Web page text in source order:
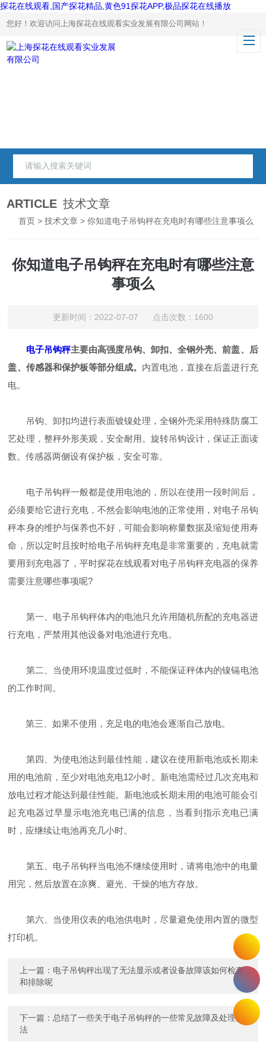
探花在线观看,国产探花精品,黄色91探花APP,极品探花在线播放
您好！欢迎访问上海探花在线观看实业发展有限公司网站！
ARTICLE 技术文章
首页 >技术文章 > 你知道电子吊钩秤在充电时有哪些注意事项么
你知道电子吊钩秤在充电时有哪些注意
事项么
更新时间：2022-07-07 点击次数：1600
电子吊钩秤主要由高强度吊钩、卸扣、全钢外壳、前盖、后
盖、传感器和保护板等部分组成。 内置电池，直接在后盖进行充
电。
吊钩、卸扣均进行表面镀镍处理，全钢外壳采用特殊防腐工
艺处理，整秤外形美观，安全耐用。旋转吊钩设计，保证正面读
数。传感器两侧设有保护板，安全可靠。
电子吊钩秤一般都是使用电池的，所以在使用一段时间后，
必须要给它进行充电，不然会影响电池的正常使用，对电子吊钩
秤本身的维护与保养也不好，可能会影响称量数据及缩短使用寿
命，所以定时且按时给电子吊钩秤充电是非常重要的，充电就需
要用到充电器了，平时探花在线观看对电子吊钩秤充电器的保养
需要注意哪些事项呢?
第一、电子吊钩秤体内的电池只允许用随机所配的充电器进
行充电，严禁用其他设备对电池进行充电。
第二、当使用环境温度过低时，不能保证秤体内的镍镉电池
的工作时间。
第三、如果不使用，充足电的电池会逐渐自己放电。
第四、为使电池达到最佳性能，建议在使用新电池或长期未
用的电池前，至少对电池充电12小时。新电池需经过几次充电和
放电过程才能达到最佳性能。新电池或长期未用的电池可能会引
起充电器过早显示电池充电已满的信息，当看到指示充电已满
时，应继续让电池再充几小时。
第五、电子吊钩秤当电池不继续使用时，请将电池中的电量
用完，然后放置在凉爽、避光、干燥的地方存放。
第六、当使用仪表的电池供电时，尽量避免使用内置的微型
打印机。
上一篇： 电子吊钩秤出现了无法显示或者设备故障该如何检查
和排除呢
下一篇： 总结了一些关于电子吊钩秤的一些常见故障及处理方
法